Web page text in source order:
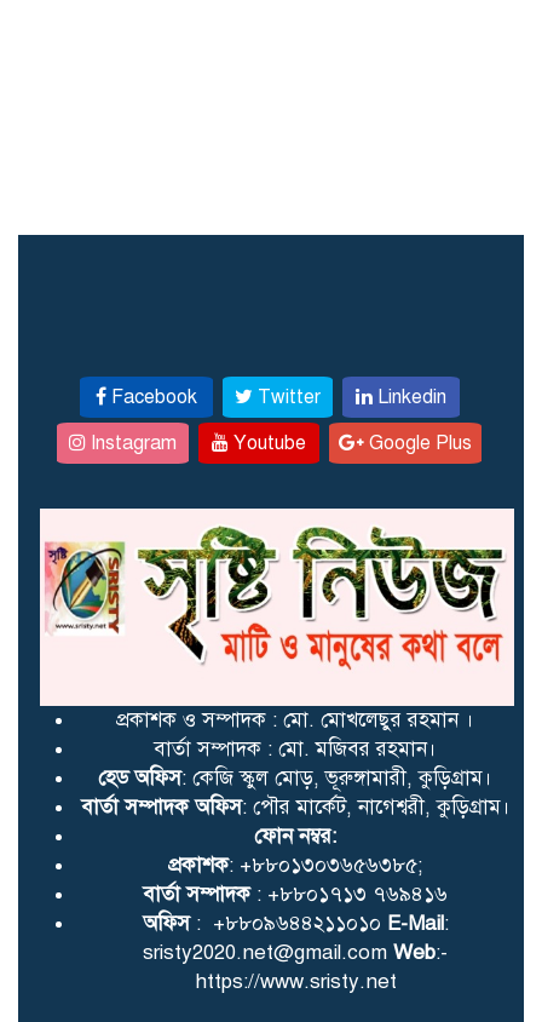
Facebook Twitter
Linkedin
Instagram
Youtube Google Plus
প্রকাশক ও সম্পাদক : মো. মোখলেছুর রহমান ।
বার্তা সম্পাদক : মো. মজিবর রহমান।
হেড অফিস: কেজি স্কুল মোড়, ভূরুঙ্গামারী, কুড়িগ্রাম।
বার্তা সম্পাদক অফিস: পৌর মার্কেট, নাগেশ্বরী, কুড়িগ্রাম।
ফোন নম্বর:
প্রকাশক: +৮৮০১৩০৩৬৫৬৩৮৫;
বার্তা সম্পাদক: +৮৮০১৭১৩ ৭৬৯৪১৬
অফিস: +৮৮০৯৬৪৪২১১০১০ E-Mail:
sristy2020.net@gmail.com Web:-
https://www.sristy.net